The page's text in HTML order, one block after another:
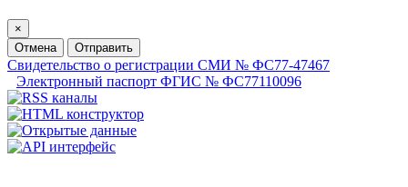
×
Отмена
Отправить
Свидетельство о регистрации СМИ № ФС77-47467
Электронный паспорт ФГИС № ФС77110096